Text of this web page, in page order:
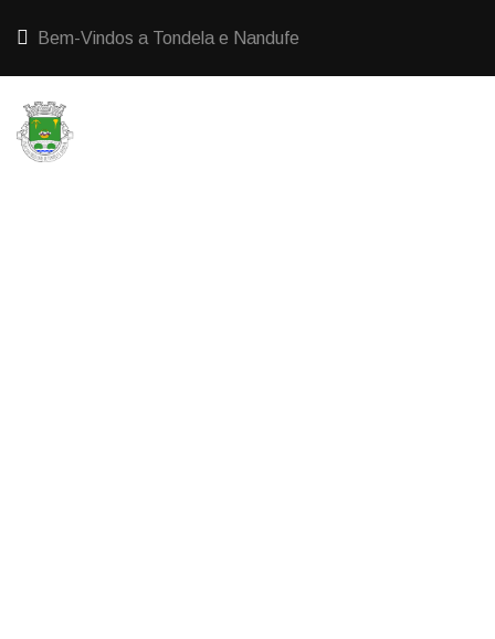
Bem-Vindos a Tondela e Nandufe